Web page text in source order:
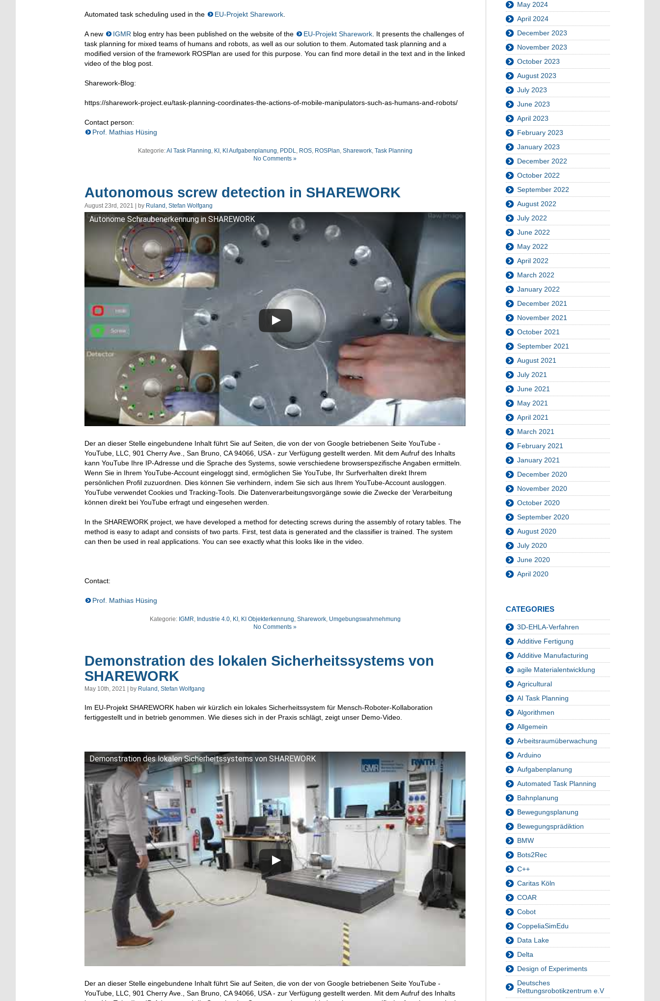
Automated task scheduling used in the EU-Projekt Sharework.
A new IGMR blog entry has been published on the website of the EU-Projekt Sharework. It presents the challenges of
task planning for mixed teams of humans and robots, as well as our solution to them. Automated task planning and a
modified version of the framework ROSPlan are used for this purpose. You can find more detail in the text and in the linked
video of the blog post.
Sharework-Blog:
https://sharework-project.eu/task-planning-coordinates-the-actions-of-mobile-manipulators-such-as-humans-and-robots/
Contact person:
Prof. Mathias Hüsing
Kategorie:AI Task Planning, KI , KI Aufgabenplanung, PDDL, ROS, ROSPlan, Sharework, Task Planning
No Comments »
Autonomous screw detection in SHAREWORK
August 23rd, 2021 | by Ruland, Stefan Wolfgang
Autonome Schraubenerkennung in SHAREWORK
Der an dieser Stelle eingebundene Inhalt führt Sie auf Seiten, die von der von Google betriebenen Seite YouTube -
YouTube, LLC, 901 Cherry Ave., San Bruno, CA 94066, USA - zur Verfügung gestellt werden. Mit dem Aufruf des Inhalts
kann YouTube Ihre IP-Adresse und die Sprache des Systems, sowie verschiedene browserspezifische Angaben ermitteln.
Wenn Sie in Ihrem YouTube-Account eingeloggt sind, ermöglichen Sie YouTube, Ihr Surfverhalten direkt Ihrem
persönlichen Profil zuzuordnen. Dies können Sie verhindern, indem Sie sich aus Ihrem YouTube-Account ausloggen.
YouTube verwendet Cookies und Tracking-Tools. Die Datenverarbeitungsvorgänge sowie die Zwecke der Verarbeitung
können direkt bei YouTube erfragt und eingesehen werden.
In the SHAREWORK project we have developed a method for detecting screws during the assembly of rotary tables The
method is easy to adapt and consists of two parts. First , test data is generated and the classifier is trained. The system
can then be used in real applications. You can see exactly what this looks like in the video.
Contact:
Prof. Mathias Hüsing
Kategorie: IGMR, Industrie 4.0, KI , KI Objekterkennung, Sharework, Umgebungswahrnehmung
No Comments »
Demonstration des lokalen Sicherheitssystems von
SHAREWORK
May 10th, 2021 | by Ruland, Stefan Wolfgang
Im EU-Projekt SHAREWORK haben wir kürzlich ein lokales Sicherheitssystem für Mensch-Roboter-Kollaboration
fertiggestellt und in betrieb genommen. Wie dieses sich in der Praxis schlägt, zeigt unser Demo-Video.
Demonstration des lokalen Sicherheitssystems von SHAREWORK
Der an dieser Stelle eingebundene Inhalt führt Sie auf Seiten, die von der von Google betriebenen Seite YouTube -
YouTube, LLC, 901 Cherry Ave., San Bruno, CA 94066, USA - zur Verfügung gestellt werden. Mit dem Aufruf des Inhalts
May 2024
April 2024
December 2023
November 2023
October 2023
August 2023
July 2023
June 2023
April 2023
February 2023
January 2023
December 2022
October 2022
September 2022
August 2022
July 2022
June 2022
May 2022
April 2022
March 2022
January 2022
December 2021
November 2021
October 2021
September 2021
August 2021
July 2021
June 2021
May 2021
April 2021
March 2021
February 2021
January 2021
December 2020
November 2020
October 2020
September 2020
August 2020
July 2020
June 2020
April 2020
CATEGORIES
3D-EHLA-Verfahren
Additive Fertigung
Additive Manufacturing
agile Materialentwicklung
Agricultural
AI Task Planning
Algorithmen
Allgemein
Arbeitsraumüberwachung
Arduino
Aufgabenplanung
Automated Task Planning
Bahnplanung
Bewegungsplanung
Bewegungsprädiktion
BMW
Bots2Rec
C++
Caritas Köln
COAR
Cobot
CoppeliaSimEdu
Data Lake
Delta
Design of Experiments
Deutsches
Rettungsrobotikzentrum e.V